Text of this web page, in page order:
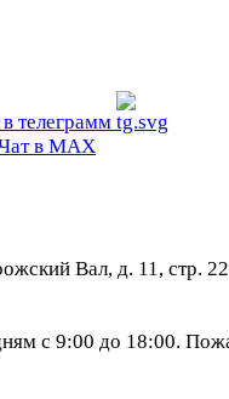
телеграмм
в МАХ
Вал, д. 11, стр.
с 9:00 до 18:00.